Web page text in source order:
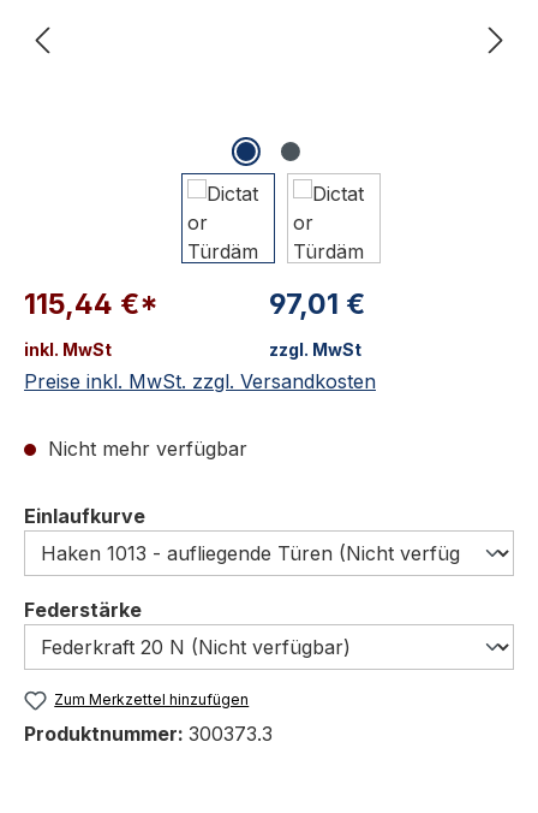
115,44 €*
inkl. MwSt
97,01 €
zzgl. MwSt
Preise inkl. MwSt. zzgl. Versandkosten
Nicht mehr verfügbar
Einlaufkurveauswählen
Federstärkeauswählen
Zum Merkzettel hinzufügen
Produktnummer: 300373.3